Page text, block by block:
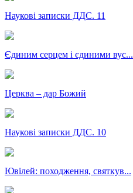
Наукові записки ДДС. 11
Єдиним серцем і єдиними вус...
Церква – дар Божий
Наукові записки ДДС. 10
Ювілей: походження, святкув...